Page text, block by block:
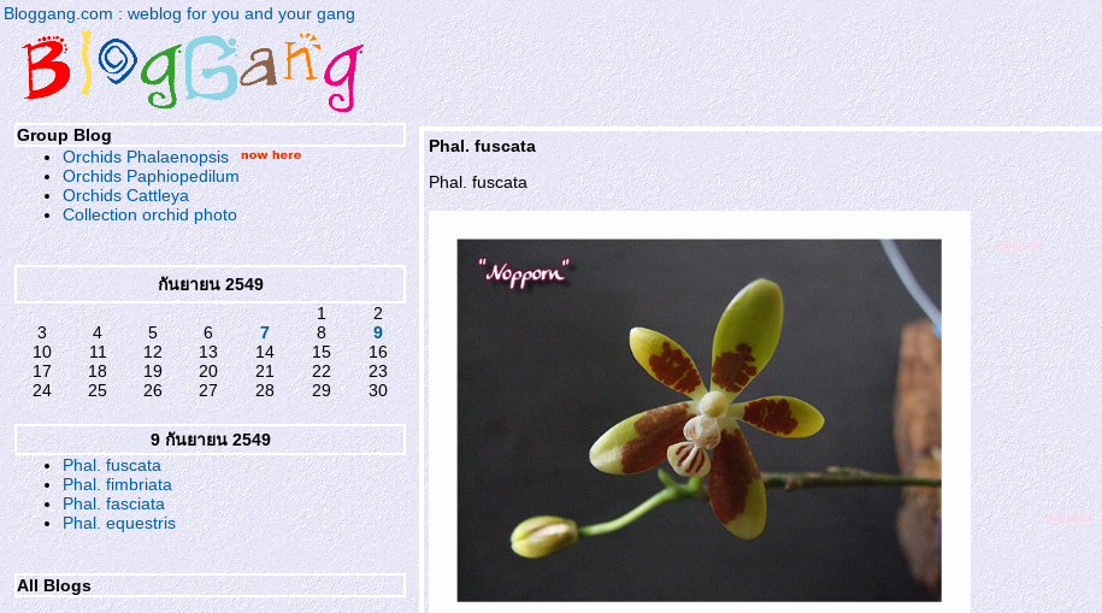
Bloggang.com : weblog for you and your gang
Group Blog
Orchids Phalaenopsis
Orchids Paphiopedilum
Orchids Cattleya
Collection orchid photo
กันยายน 2549
1
2
3
4 5 6 7 8
9
10
11 12 13 14 15
16
17
18 19 20 21 22
23
24
25 26 27 28 29 30
9 กันยายน 2549
Phal. fuscata
Phal. fimbriata
Phal. fasciata
Phal. equestris
All Blogs
Phal. fuscata
Phal. fuscata
nopporn
nopporn